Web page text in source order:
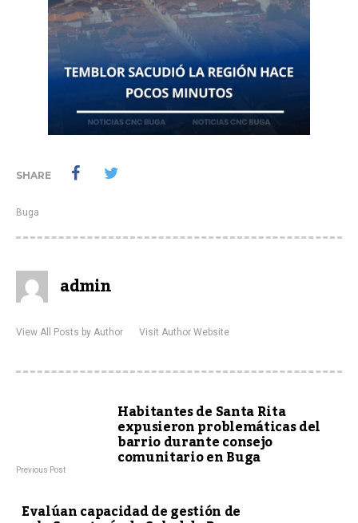
SHARE
Buga
admin
View All Posts by Author Visit Author Website
Habitantes de Santa Rita
expusieron problemáticas del
barrio durante consejo
comunitario en Buga
Previous Post
Evalúan capacidad de gestión de